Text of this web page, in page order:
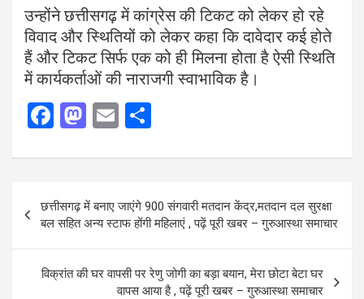
उन्होंने छत्तीसगढ़ में कांग्रेस की टिकट को लेकर हो रहे
विवाद और स्थितियों को लेकर कहा कि दावेदार कई होते
हैं और टिकट सिर्फ एक को ही मिलना होता है ऐसी स्थिति
में कार्यकर्ताओं की नाराजगी स्वाभाविक है।
F
ce
b
o
o
k
M
st
o
d
o
n
E
ail ar
e
navigation
छत्तीसगढ़ में बनाए जाएंगे 900 संगवारी मतदान केंद्र,मतदान दल सुरक्षा
बल सहित अन्य स्टाफ होंगी महिलाएं , पढ़ें पूरी खबर – गुरुआस्था समाचार
विक्रांत की घर वापसी पर रेणु जोगी का बड़ा बयान, मेरा छोटा बेटा घर
वापस आया है , पढ़ें पूरी खबर – गुरुआस्था समाचार